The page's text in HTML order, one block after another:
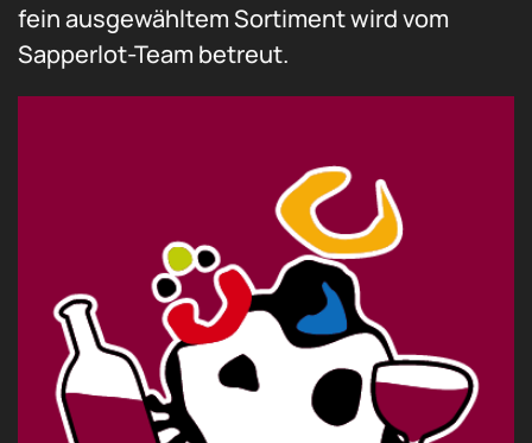
fein ausgewähltem Sortiment wird vom
Sapperlot-Team betreut.